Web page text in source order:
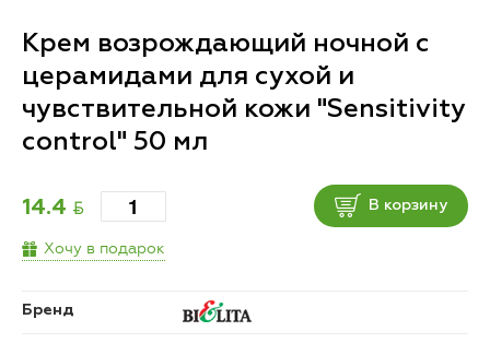
Крем возрождающий ночной с
церамидами для сухой и
чувствительной кожи "Sensitivity
control" 50 мл
14.4 BYN В корзину
Хочу в подарок
Бренд